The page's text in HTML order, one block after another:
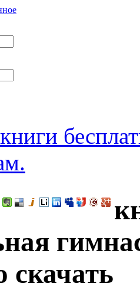
скачать